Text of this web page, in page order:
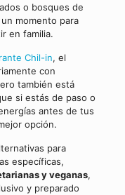
o bosques de
momento para
en familia.
Chil-in, el
con
también está
si estás de paso o
antes de tus
opción.
para
específicas,
y veganas,
y preparado